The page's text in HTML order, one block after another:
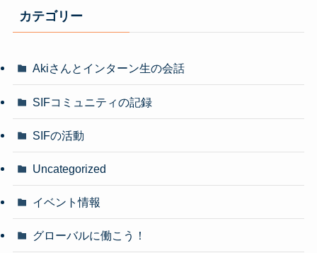
カテゴリー
Akiさんとインターン生の会話
SIFコミュニティの記録
SIFの活動
Uncategorized
イベント情報
グローバルに働こう！